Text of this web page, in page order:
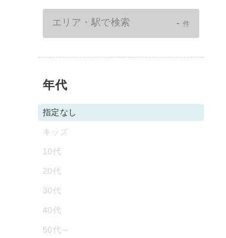
エリア・駅で検索 - 件
年代
指定なし
キッズ
10代
20代
30代
40代
50代～